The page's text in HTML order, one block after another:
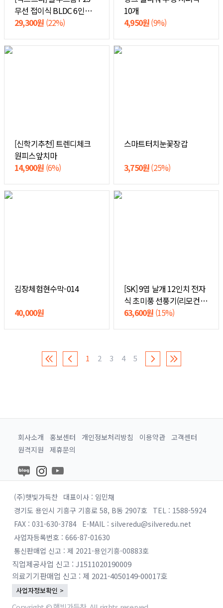
무선 접이식 BLDC 6인치
빅팬 휴대용 선풍기
29,300원 (22%)
10개
4,950원(9%)
[신학기추천] 트렌디체크
원피스앞치마
14,900원 (6%)
스마트터치눈꽃장갑
3,750원(25%)
김장체험현수막-014
40,000원
[SK] 9엽 날개 12인치 전자
식 초미풍 선풍기(리모컨)
SKDCF12
63,600원 (15%)
1 2 3 4 5
회사소개 홍보센터 개인정보처리방침 이용약관 고객센터
원격지원
제휴문의
(주)햇빛가득찬 대표이사 : 임민채
경기도 용인시 기흥구 기흥로 58, B동 2907호
TEL : 1588-5924
FAX : 031-630-3784 E-MAIL : silveredu@silveredu.net
사업자등록번호 : 666-87-01630
통신판매업 신고 : 제 2021-용인기흥-00883호
직업제공사업 신고 : J1511020190009
의료기기판매업 신고 : 제 2021-4050149-00017호
사업자정보확인 >